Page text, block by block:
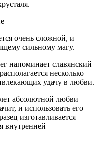
очень сложной, и
сильному магу.
напоминает славянский
несколько
удачу в любви.
абсолютной любви
и использовать его
изготавливается
внутренней